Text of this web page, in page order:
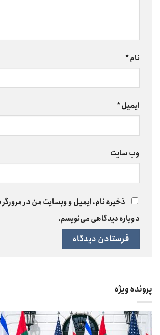
نام*
ایمیل*
وب‌ سایت
ذخیره نام، ایمیل و وبسایت من در مرورگر
دوباره دیدگاهی می‌نویسم.
پرونده ویژه